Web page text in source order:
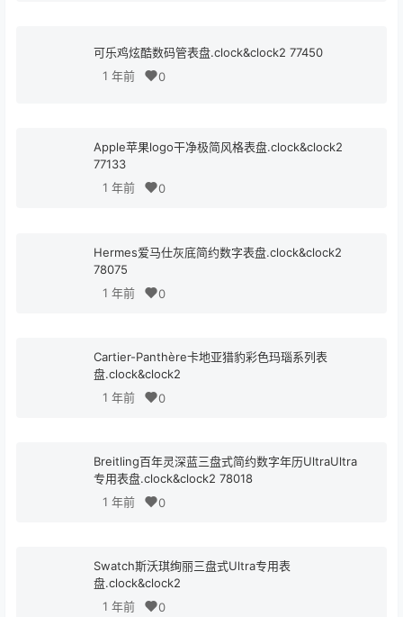
可乐鸡炫酷数码管表盘.clock&clock2 77450
1 年前
0
Apple苹果logo干净极简风格表盘.clock&clock2
77133
1 年前
0
Hermes爱马仕灰底简约数字表盘.clock&clock2
78075
1 年前
0
Cartier-Panthère卡地亚猎豹彩色玛瑙系列表
盘.clock&clock2
1 年前
0
Breitling百年灵深蓝三盘式简约数字年历UltraUltra
专用表盘.clock&clock2 78018
1 年前
0
Swatch斯沃琪绚丽三盘式Ultra专用表
盘.clock&clock2
1 年前
0